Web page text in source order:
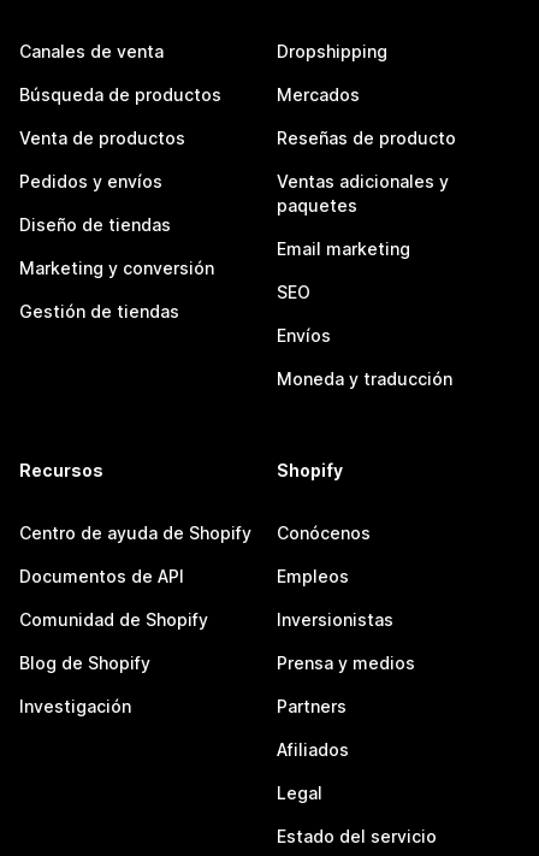
Canales de venta
Búsqueda de productos
Venta de productos
Pedidos y envíos
Diseño de tiendas
Marketing y conversión
Gestión de tiendas
Dropshipping
Mercados
Reseñas de producto
Ventas adicionales y
paquetes
Email marketing
SEO
Envíos
Moneda y traducción
Recursos
Centro de ayuda de Shopify
Documentos de API
Comunidad de Shopify
Blog de Shopify
Investigación
Shopify
Conócenos
Empleos
Inversionistas
Prensa y medios
Partners
Afiliados
Legal
Estado del servicio